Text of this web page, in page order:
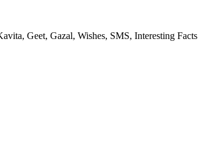
Geet, Gazal, Wishes, SMS, Interesting Facts